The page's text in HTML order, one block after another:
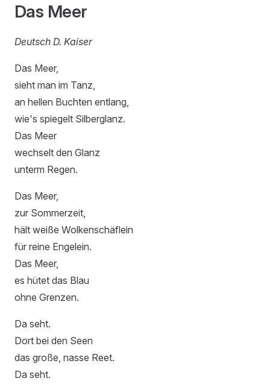
Das Meer
Deutsch D. Kaiser
Das Meer,
sieht man im Tanz,
an hellen Buchten entlang,
wie's spiegelt Silberglanz.
Das Meer
wechselt den Glanz
unterm Regen.
Das Meer,
zur Sommerzeit,
hält weiße Wolkenschäflein
für reine Engelein.
Das Meer,
es hütet das Blau
ohne Grenzen.
Da seht.
Dort bei den Seen
das große, nasse Reet.
Da seht.